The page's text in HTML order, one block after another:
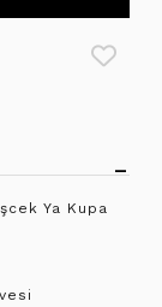
Ya Kupa